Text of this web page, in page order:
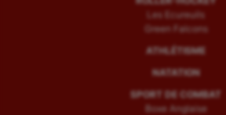
Les Ecureuils
Green Falcons
ATHLÉTISME
NATATION
SPORT DE COMBAT
Boxe Anglaise